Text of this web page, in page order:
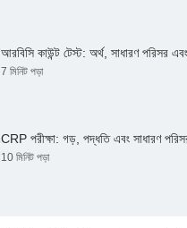
আরবিসি কাউন্ট টেস্ট: অর্থ, সাধারণ পরিসর
7 মিনিট পড়া
CRP পরীক্ষা: গড়, পদ্ধতি এবং সাধারণ
10 মিনিট পড়া